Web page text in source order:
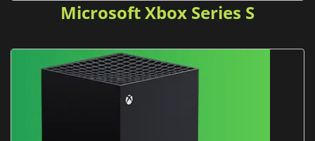
Microsoft Xbox Series S